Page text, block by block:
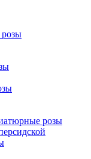
розы